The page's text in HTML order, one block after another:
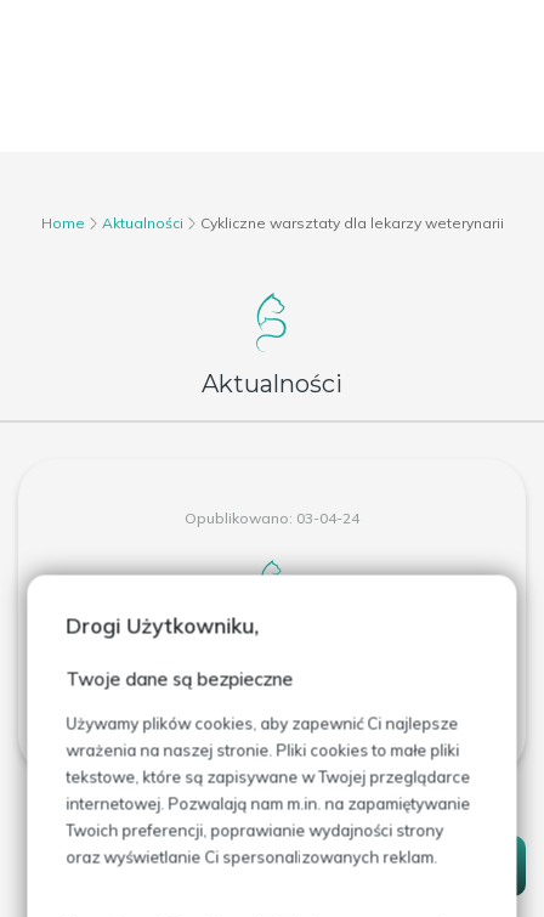
Drogi Użytkowniku,
Twoje dane są bezpieczne
Używamy plików cookies, aby zapewnić Ci najlepsze
wrażenia na naszej stronie. Pliki cookies to małe pliki
tekstowe, które są zapisywane w Twojej przeglądarce
internetowej. Pozwalają nam m.in. na zapamiętywanie
Twoich preferencji, poprawianie wydajności strony
oraz wyświetlanie Ci spersonalizowanych reklam.
Home Aktualności Cykliczne warsztaty dla lekarzy weterynarii
Aktualności
Opublikowano: 03-04-24
Cykliczne warsztaty dla lekarzy
weterynarii
WRÓĆ DO AKTUALNOŚCI